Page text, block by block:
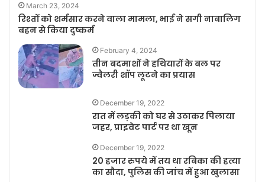
March 23, 2024
रिश्तों को शर्मसार करने वाला मामला, भाई ने सगी नाबालिग
बहन से किया दुष्कर्म
February 4, 2024
तीन बदमाशों ने हथियारों के बल पर
ज्वैलरी शॉप लूटने का प्रयास
December 19, 2022
रात में लड़की को घर से उठाकर पिलाया
जहर, प्राइवेट पार्ट पर था खून
December 19, 2022
20 हजार रुपये में तय था रबिका की हत्या
का सौदा, पुलिस की जांच में हुआ खुलासा